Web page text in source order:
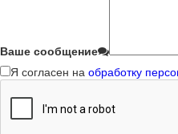
Ваше сообщение
Я согласен на обработку